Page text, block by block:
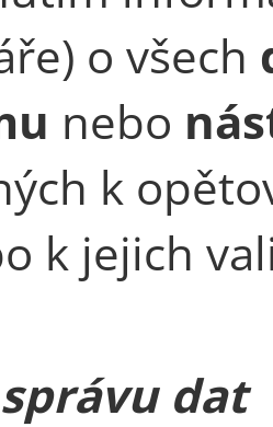
o všech
nebo
k
k jejich
dat